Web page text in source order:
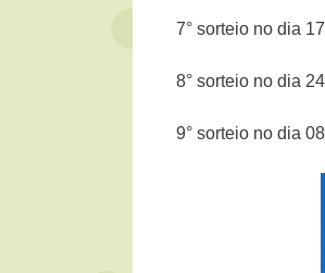
7° sorteio no dia
8° sorteio no dia
9° sorteio no dia